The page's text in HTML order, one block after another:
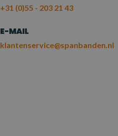
+31 (0)55 - 203 21 43
E-MAIL
klantenservice@spanbanden.nl